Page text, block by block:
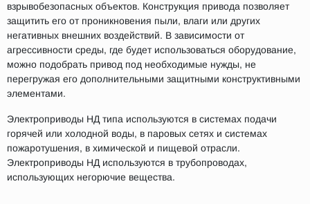
взрывобезопасных объектов. Конструкция привода позволяет
защитить его от проникновения пыли, влаги или других
негативных внешних воздействий. В зависимости от
агрессивности среды, где будет использоваться оборудование,
можно подобрать привод под необходимые нужды, не
перегружая его дополнительными защитными конструктивными
элементами.
Электроприводы НД типа используются в системах подачи
горячей или холодной воды, в паровых сетях и системах
пожаротушения, в химической и пищевой отрасли.
Электроприводы НД используются в трубопроводах,
использующих негорючие вещества.